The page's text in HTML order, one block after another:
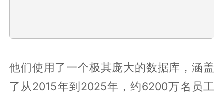
他们使用了一个极其庞大的数据库，涵盖
了从2015年到2025年，约6200万名员工